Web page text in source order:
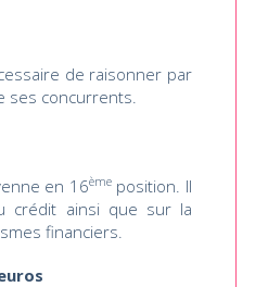
de raisonner par
ses concurrents.
en 16èmeposition. Il
crédit ainsi que sur la
financiers.